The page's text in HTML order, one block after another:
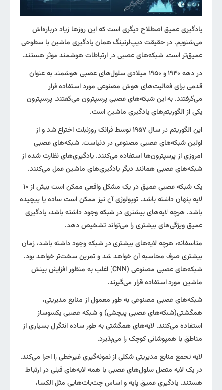
یادگیری عمیق اصطلاح دیگری است که این روزها زیاد درباره‌اش
می‌شنویم. در حقیقت دیپ‌لرنینگ همان یادگیری ماشین با سطوحی
عمیق‌تر است. شبکه‌های عصبی در ارتباطات هوشمند موثر هستند.
در دهه ۱۹۴۰ و ۱۹۵۰ میلادی سلول‌های عصبی هوشمند به عنوان
قدمی برای فعالیت‌های هوش مصنوعی مورد استفاده قرار
می‌گرفتند. به این شبکه‌های عصبی پرسپترون می‌گفتند. پرسپترون
یکی از الگوریتم‌های یادگیری ماشین است.
این الگوریتم در سال ۱۹۵۷ توسط فرانک روزنبلت اختراع شد و از
اولین شبکه‌های عصبی مصنوعی در دنیاست. شبکه‌های عصبی
امروزی از پرسپترون‌ها استفاده می‌کنند. یادگیری‌های نظارت شده از
شبکه‌های عصبی همانند دیگر یادگیری‌های ماشین عمل می‌کنند.
یک شبکه عصبی عمیق در یک مشکل واقعی ممکن است بیش از ۱۰
لایه پنهان داشته باشد. توپولوژی آن نیز ممکن است ساده یا پیچیده
باشد. هرچه لایه‌های بیشتری در شبکه وجود داشته باشد، یادگیری
عمیق ویژگی‌های بیشتری را می‌تواند تشخیص دهد.
متاسفانه، هرچه لایه‌های بیشتری در شبکه وجود داشته باشد، زمان
بیشتری صرف محاسبه آن خواهد شد و تمرین سخت‌تر خواهد بود.
شبکه‌های عصبی مصنوعی (CNN) اغلب به منظور افزایش بینش
ماشین مورد استفاده قرار می‌گیرند.
شبکه‌های عصبی مصنوعی به طور معمول از منابع مدیریتی،
همگشتی(شبکه‌های عصبی پیچشی) و شبکه عصبی یکسوساز
استفاده می‌کنند. لایه‌های همگشتی به طور ساده انتگرال بسیاری از
مناطق با همپوشانی کوچک را می‌پذیرد.
لایه تجمع منابع مدیریتی شکلی از نمونه‌گیری غیرخطی را اجرا می‌کند.
در یک لایه متصل سلول‌های عصبی با همه لایه‌های قبلی در ارتباط
هستند. یادگیری عمیق پایه و اساس چت‌بات‌هایی مثل الکسا،